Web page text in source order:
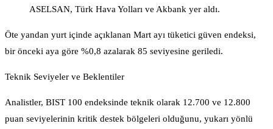
ASELSAN, Türk Hava Yolları ve Akbank yer aldı.
Öte yandan yurt içinde açıklanan Mart ayı tüketici güven endeksi,
bir önceki aya göre %0,8 azalarak 85 seviyesine geriledi.
Teknik Seviyeler ve Beklentiler
Analistler, BIST 100 endeksinde teknik olarak 12.700 ve 12.800
puan seviyelerinin kritik destek bölgeleri olduğunu, yukarı yönlü